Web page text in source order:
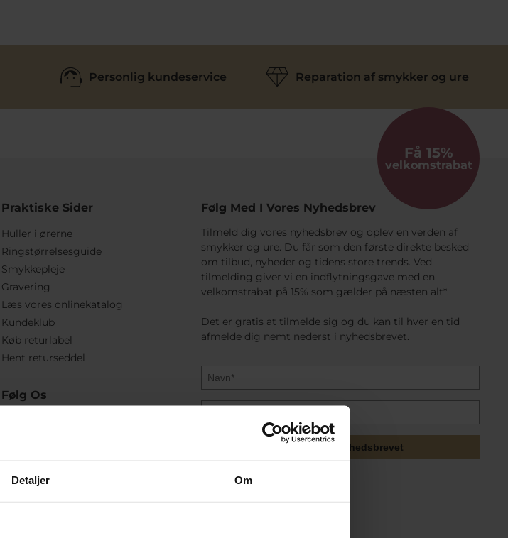
Detaljer Om
Personlig kundeservice Reparation af smykker og ure
Praktiske Sider
Huller i ørerne
Ringstørrelsesguide
Smykkepleje
Gravering
Læs vores onlinekatalog
Kundeklub
Køb returlabel
Hent returseddel
Følg Os
Få 15%
velkomstrabat
Følg Med I Vores Nyhedsbrev
Tilmeld dig vores nyhedsbrev og oplev en verden af
smykker og ure. Du får som den første direkte besked
om tilbud, nyheder og tidens store trends. Ved
tilmelding giver vi en indflytningsgave med en
velkomstrabat på 15% som gælder på næsten alt*.
Det er gratis at tilmelde sig og du kan til hver en tid
afmelde dig nemt nederst i nyhedsbrevet.
Tilmeld mig nyhedsbrevet